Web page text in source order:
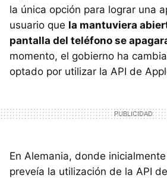
la única opción para lograr una
usuario que la mantuviera
pantalla del teléfono se
momento, el gobierno ha
optado por utilizar la API de
En Alemania, donde
preveía la utilización de la API